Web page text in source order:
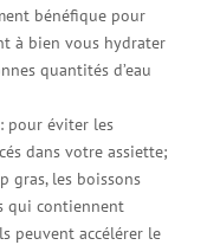
bénéfique pour
à bien vous hydrater
quantités d’eau
pour éviter les
dans votre assiette;
gras, les boissons
qui contiennent
peuvent accélérer le